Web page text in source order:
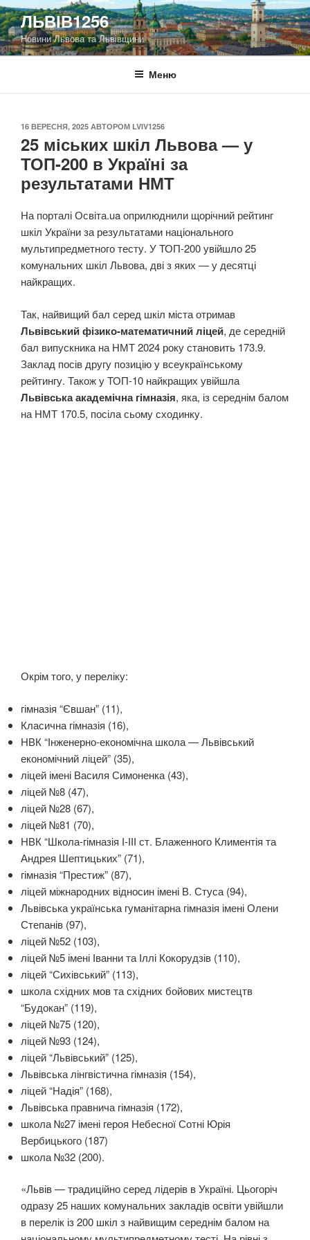
Перейти
до
вмісту
ЛЬВІВ1256
Новини Львова та Львівщини
Меню
ОПУБЛІКОВАНО
16 ВЕРЕСНЯ, 2025 АВТОРОМ LVIV1256
25 міських шкіл Львова — у
ТОП-200 в Україні за
результатами НМТ
На порталі Освіта.ua оприлюднили щорічний рейтинг
шкіл України за результатами національного
мультипредметного тесту. У ТОП-200 увійшло 25
комунальних шкіл Львова, дві з яких — у десятці
найкращих.
Так, найвищий бал серед шкіл міста отримав
Львівський фізико-математичний ліцей, де середній
бал випускника на НМТ 2024 року становить 173.9.
Заклад посів другу позицію у всеукраїнському
рейтингу. Також у ТОП-10 найкращих увійшла
Львівська академічна гімназія, яка, із середнім балом
на НМТ 170.5, посіла сьому сходинку.
Окрім того, у переліку:
гімназія “Євшан” (11),
Класична гімназія (16),
НВК “Інженерно-економічна школа — Львівський
економічний ліцей” (35),
ліцей імені Василя Симоненка (43),
ліцей №8 (47),
ліцей №28 (67),
ліцей №81 (70),
НВК “Школа-гімназія І-ІІІ ст. Блаженного Климентія та
Андрея Шептицьких” (71),
гімназія “Престиж” (87),
ліцей міжнародних відносин імені В. Стуса (94),
Львівська українська гуманітарна гімназія імені Олени
Степанів (97),
ліцей №52 (103),
ліцей №5 імені Іванни та Іллі Кокорудзів (110),
ліцей “Сихівський” (113),
школа східних мов та східних бойових мистецтв
“Будокан” (119),
ліцей №75 (120),
ліцей №93 (124),
ліцей “Львівський” (125),
Львівська лінгвістична гімназія (154),
ліцей “Надія” (168),
Львівська правнича гімназія (172),
школа №27 імені героя Небесної Сотні Юрія
Вербицького (187)
школа №32 (200).
«Львів — традиційно серед лідерів в Україні. Цьогоріч
одразу 25 наших комунальних закладів освіти увійшли
в перелік із 200 шкіл з найвищим середнім балом на